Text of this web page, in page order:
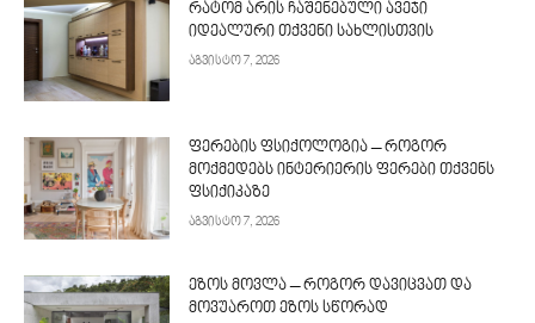
რატომ არის ჩაშენებული ავეჯი
იდეალური თქვენი სახლისთვის
აგვისტო 7, 2026
ფერების ფსიქოლოგია – როგორ
მოქმედებს ინტერიერის ფერები თქვენს
ფსიქიკაზე
აგვისტო 7, 2026
ეზოს მოვლა – როგორ დავიცვათ და
მოვუაროთ ეზოს სწორად